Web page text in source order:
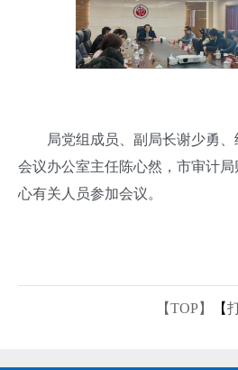
局党组成员、副局长谢少勇、
会议办公室主任陈心然，市审计
心有关人员参加会议。
【TOP】 【